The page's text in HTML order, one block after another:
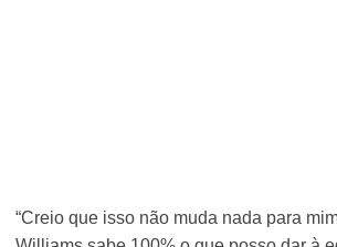
“Creio que isso não muda nada para